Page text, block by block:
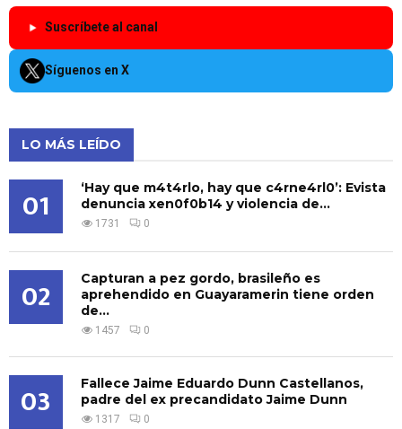
Suscríbete al canal
Síguenos en X
LO MÁS LEÍDO
01
‘Hay que m4t4rlo, hay que c4rne4rl0’: Evista
denuncia xen0f0b14 y violencia de...
1731 0
02
Capturan a pez gordo, brasileño es
aprehendido en Guayaramerin tiene orden
de...
1457 0
03
Fallece Jaime Eduardo Dunn Castellanos,
padre del ex precandidato Jaime Dunn
1317 0